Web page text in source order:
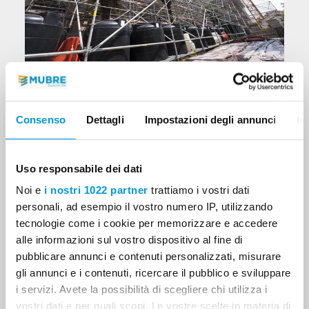
Consenso Dettagli Impostazioni degli annunci
Uso responsabile dei dati
Noi e i nostri 1022 partner trattiamo i vostri dati
personali, ad esempio il vostro numero IP, utilizzando
tecnologie come i cookie per memorizzare e accedere
alle informazioni sul vostro dispositivo al fine di
pubblicare annunci e contenuti personalizzati, misurare
gli annunci e i contenuti, ricercare il pubblico e sviluppare
i servizi. Avete la possibilità di scegliere chi utilizza i
vostri dati e per quali scopi. Le vostre scelte in materia di
Restauro edificio pubblico Schio
(VI)